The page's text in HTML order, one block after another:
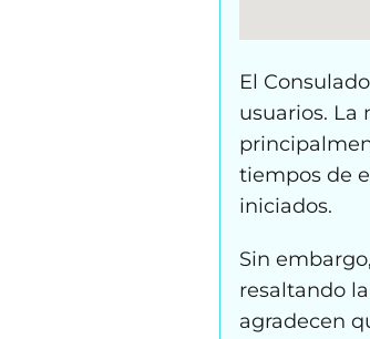
El
usuarios. La
tiempos de
iniciados.
Sin
resaltando
agradecen